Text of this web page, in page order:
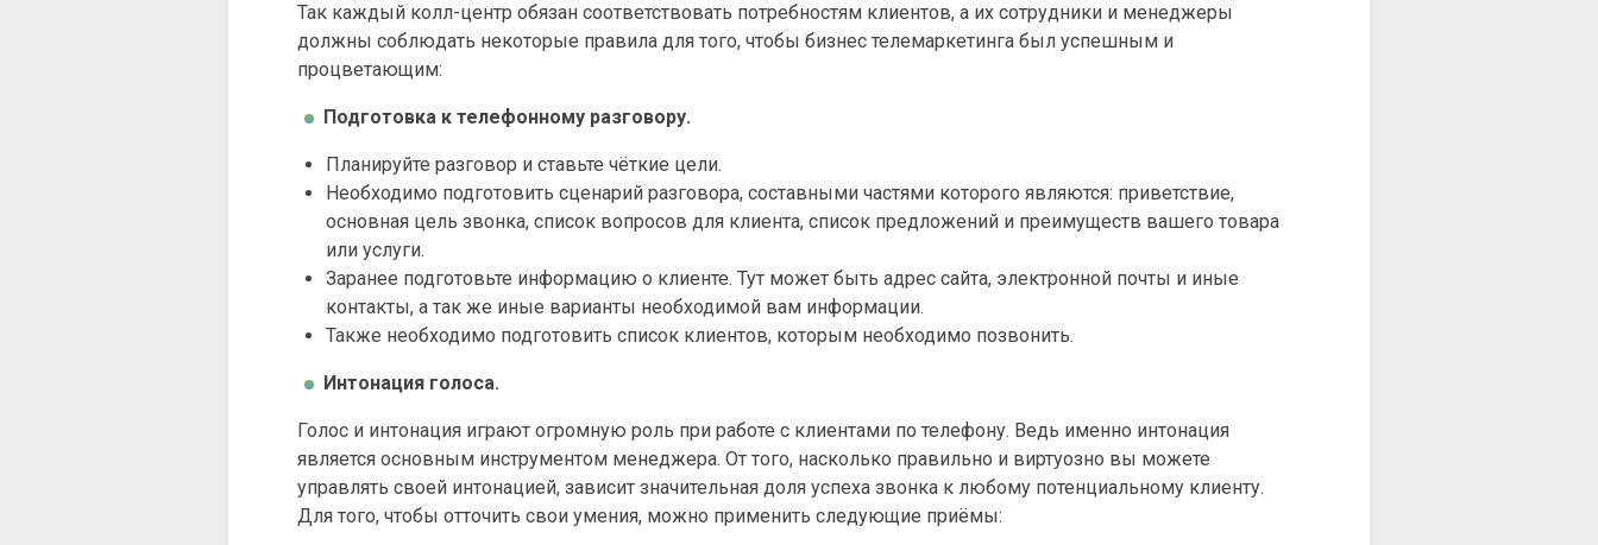
Так каждый колл-центр обязан соответствовать потребностям клиентов, а их сотрудники и менеджеры
должны соблюдать некоторые правила для того, чтобы бизнес телемаркетинга был успешным и
процветающим:
Подготовка к телефонному разговору.
Планируйте разговор и ставьте чёткие цели.
Необходимо подготовить сценарий разговора, составными частями которого являются: приветствие,
основная цель звонка, список вопросов для клиента, список предложений и преимуществ вашего товара
или услуги.
Заранее подготовьте информацию о клиенте. Тут может быть адрес сайта, электронной почты и иные
контакты, а так же иные варианты необходимой вам информации.
Также необходимо подготовить список клиентов, которым необходимо позвонить.
Интонация голоса.
Голос и интонация играют огромную роль при работе с клиентами по телефону. Ведь именно интонация
является основным инструментом менеджера. От того, насколько правильно и виртуозно вы можете
управлять своей интонацией, зависит значительная доля успеха звонка к любому потенциальному клиенту.
Для того, чтобы отточить свои умения, можно применить следующие приёмы: